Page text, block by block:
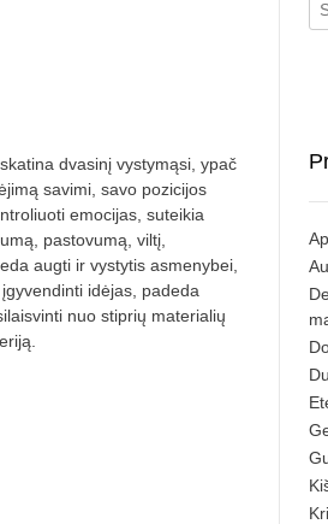
dvasinį vystymąsi, ypač
savimi, savo pozicijos
emocijas, suteikia
pastovumą, viltį,
augti ir vystytis asmenybei,
idėjas, padeda
nuo stiprių materialių